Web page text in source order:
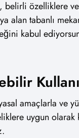
belirli özelliklere
alan tabanlı
kabul
amaçlarla ve
uygun olarak